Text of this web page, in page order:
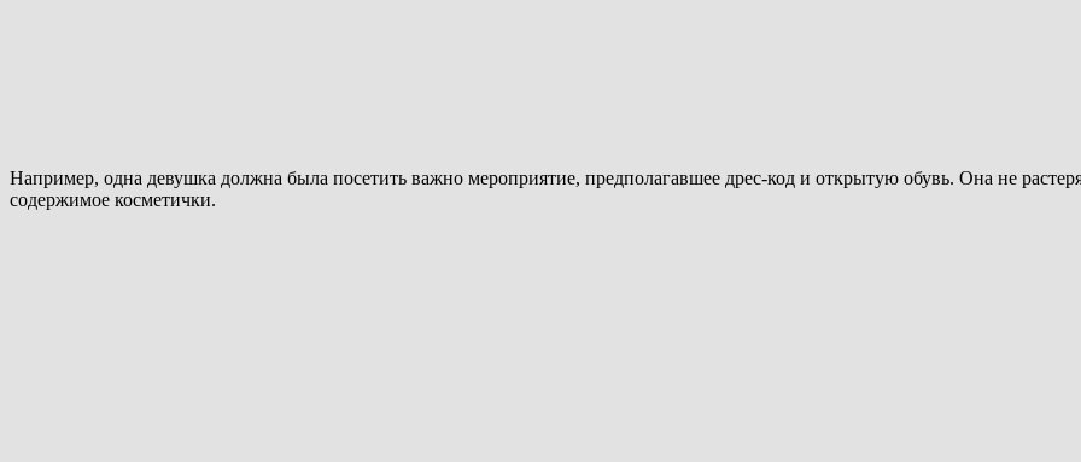
Например, одна девушка должна была посетить важно мероприятие, предполагавшее дрес-код и открытую обувь. Она не
содержимое косметички.